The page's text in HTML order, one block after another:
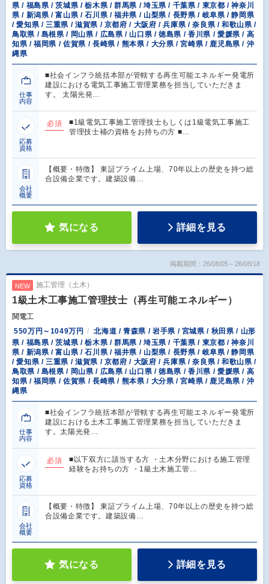
県 / 福島県 / 茨城県 / 栃木県 / 群馬県 / 埼玉県 / 千葉県 / 東京都 / 神奈川
県 / 新潟県 / 富山県 / 石川県 / 福井県 / 山梨県 / 長野県 / 岐阜県 / 静岡県
/ 愛知県 / 三重県 / 滋賀県 / 京都府 / 大阪府 / 兵庫県 / 奈良県 / 和歌山県 /
鳥取県 / 島根県 / 岡山県 / 広島県 / 山口県 / 徳島県 / 香川県 / 愛媛県 / 高
知県 / 福岡県 / 佐賀県 / 長崎県 / 熊本県 / 大分県 / 宮崎県 / 鹿児島県 / 沖
縄県
仕事
内容
■社会インフラ統括本部が管轄する再生可能エネルギー発電所
建設における電気工事施工管理業務を担当していただきま
す。 太陽光発…
応募
資格
必須
■1級電気工事施工管理技士もしくは1級電気工事施工
管理技士補の資格をお持ちの方 ■…
会社
概要
【概要・特徴】 東証プライム上場、70年以上の歴史を持つ総
合設備企業です。建築設備…
気になる 詳細を見る
掲載期間：26/08/05～26/08/18
NEW 施工管理（土木）
1級土木工事施工管理技士（再生可能エネルギー）
関電工
550万円～1049万円
北海道 / 青森県 / 岩手県 / 宮城県 / 秋田県 / 山形
県 / 福島県 / 茨城県 / 栃木県 / 群馬県 / 埼玉県 / 千葉県 / 東京都 / 神奈川
県 / 新潟県 / 富山県 / 石川県 / 福井県 / 山梨県 / 長野県 / 岐阜県 / 静岡県
/ 愛知県 / 三重県 / 滋賀県 / 京都府 / 大阪府 / 兵庫県 / 奈良県 / 和歌山県 /
鳥取県 / 島根県 / 岡山県 / 広島県 / 山口県 / 徳島県 / 香川県 / 愛媛県 / 高
知県 / 福岡県 / 佐賀県 / 長崎県 / 熊本県 / 大分県 / 宮崎県 / 鹿児島県 / 沖
縄県
仕事
内容
■社会インフラ統括本部が管轄する再生可能エネルギー発電所
建設における土木工事施工管理業務を担当していただきま
す。太陽光発…
応募
資格
必須
■以下双方に該当する方 ・土木分野における施工管理
経験をお持ちの方 ・1級土木施工管…
会社
概要
【概要・特徴】 東証プライム上場、70年以上の歴史を持つ総
合設備企業です。建築設備…
気になる 詳細を見る